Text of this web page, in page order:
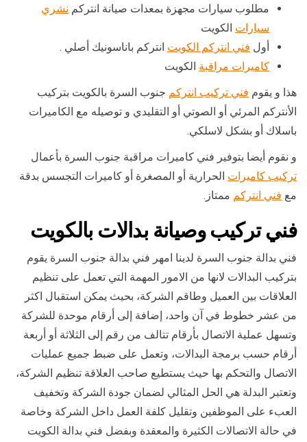
مطلوب سيارات مجهزة بمعدات صيانة انتركم نشري
سيارات الكويت
أول فني انتركم الكويت انتركم باناسونيك أصلي .
كاميرات مراقبة الكويت
هذا و يقوم فني تركيب انتركم جنوب السرة بالكويت بتركيب
الأنتركم المرئي أو الصوتي أو التقليدي و توصيله مع الكاميرات
باسلاك أو بشكل لاسلكي.
و نقوم أيضا بتوفير فني كاميرات مراقبة جنوب السرة بأعمال
تركيب كاميرات الحرارية أو المصغرة أو كاميرات التجسس بدقة
مع فني انتركم ممتاز.
فني تركيب وصيانة بدالات بالكويت
فني بدالة جنوب السرة لدينا امهر فني بدالة جنوب السرة يقوم
بتركيب البدالات لانها من الامور المهمة التي تعمل على تنظيم
العلاقات بين العميل وطاقم الشركة، بحيث يمكن استقبال اكثر
من عشر خطوط في آن واحد، إضافة إلى أرقام موحدة للشركة
وتسهل عملية الاتصال بأرقام تتالف من رقم إلى الثلاثة أو أربعة
أرقام حسب برمجة البدالات، وتعمل على ضبط جميع عمليات
الاتصال والتحكم بها حيث يستطيع صاحب العلاقة تنظيم الشركة،
وتعتبر البدلة هي الحل المثالي لضمان جودة الشركة وتخفيف
العبء على الموظفين وتقليل كلفة العمل داخل الشركة وخاصة
في حالة الاتصالات الكثيرة والمعقدة وبفضل فني بدالة الكويت